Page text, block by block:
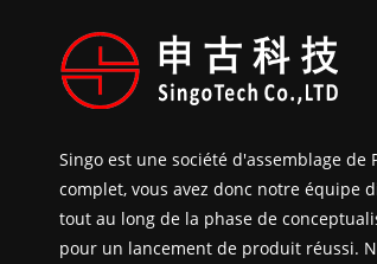
Singo est une société d'assemblage de
complet, vous avez donc notre équipe
tout au long de la phase de
pour un lancement de produit réussi.